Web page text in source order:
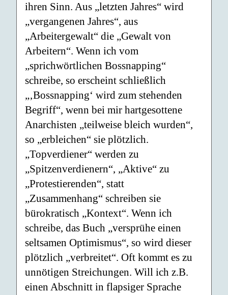
ihren Sinn. Aus „letzten Jahres“ wird
„vergangenen Jahres“, aus
„Arbeitergewalt“ die „Gewalt von
Arbeitern“. Wenn ich vom
„sprichwörtlichen Bossnapping“
schreibe, so erscheint schließlich
„‚Bossnapping‘ wird zum stehenden
Begriff“, wenn bei mir hartgesottene
Anarchisten „teilweise bleich wurden“,
so „erbleichen“ sie plötzlich.
„Topverdiener“ werden zu
„Spitzenverdienern“, „Aktive“ zu
„Protestierenden“, statt
„Zusammenhang“ schreiben sie
bürokratisch „Kontext“. Wenn ich
schreibe, das Buch „versprühe einen
seltsamen Optimismus“, so wird dieser
plötzlich „verbreitet“. Oft kommt es zu
unnötigen Streichungen. Will ich z.B.
einen Abschnitt in flapsiger Sprache